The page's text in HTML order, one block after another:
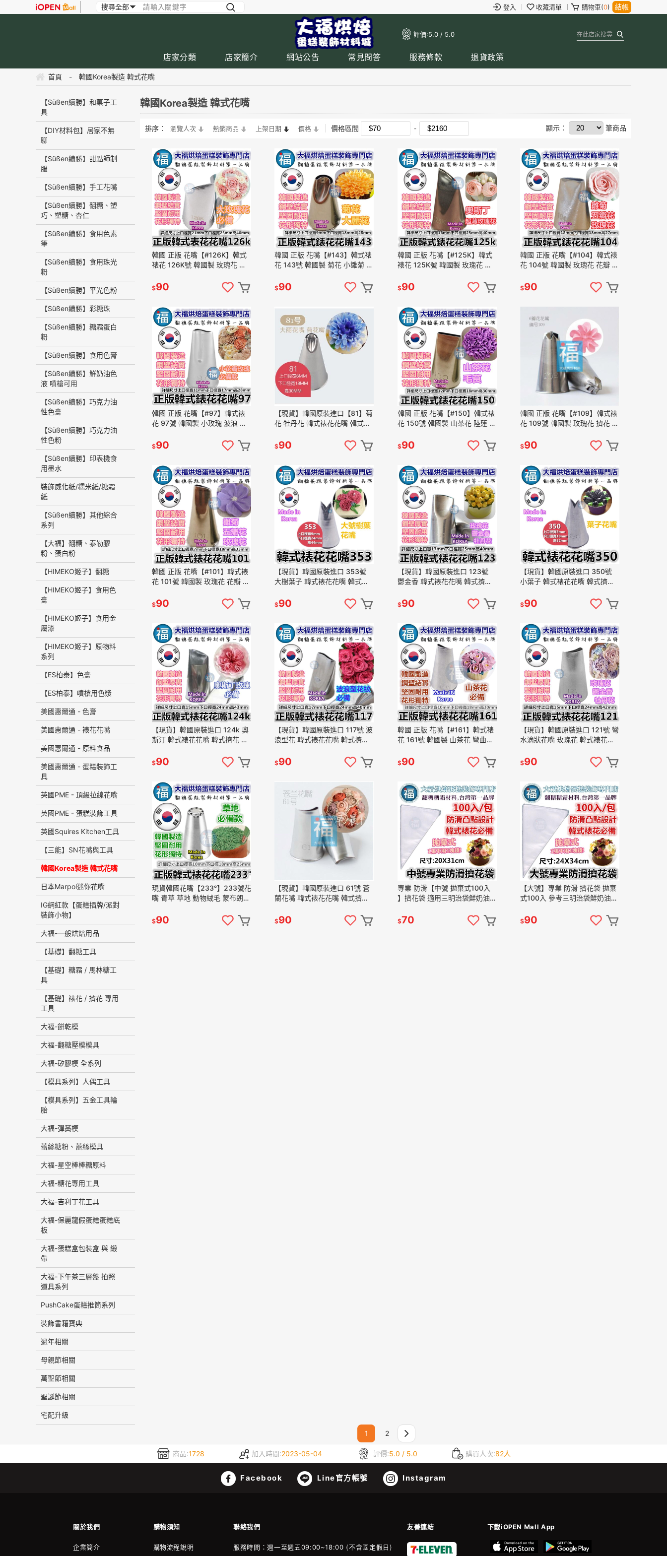
登入 收藏清單 購物車(0) 結帳
評價:5.0 / 5.0
店家分類 店家簡介 網站公告 常見問答 服務條款 退貨政策
首頁 - 韓國Korea製造 韓式花嘴
【Süßen續勝】和菓子工
具
【DIY材料包】居家不無
聊
【Süßen續勝】甜點師制
服
【Süßen續勝】手工花嘴
【Süßen續勝】翻糖、塑
巧、塑糖、杏仁
【Süßen續勝】食用色素
筆
【Süßen續勝】食用珠光
粉
【Süßen續勝】平光色粉
【Süßen續勝】彩糖珠
【Süßen續勝】糖霜蛋白
粉
【Süßen續勝】食用色膏
【Süßen續勝】鮮奶油色
液 噴槍可用
【Süßen續勝】巧克力油
性色膏
【Süßen續勝】巧克力油
性色粉
【Süßen續勝】印表機食
用墨水
裝飾威化紙/糯米紙/糖霜
紙
【Süßen續勝】其他綜合
系列
【大福】翻糖、泰勒膠
粉、蛋白粉
【HIMEKO姬子】翻糖
【HIMEKO姬子】食用色
膏
【HIMEKO姬子】食用金
屬漆
【HIMEKO姬子】原物料
系列
【ES柏泰】色膏
【ES柏泰】噴槍用色漿
美國惠爾通 - 色膏
美國惠爾通 - 裱花花嘴
美國惠爾通 - 原料食品
美國惠爾通 - 蛋糕裝飾工
具
英國PME - 頂級拉線花嘴
英國PME - 蛋糕裝飾工具
英國Squires Kitchen工具
【三能】SN花嘴與工具
韓國Korea製造 韓式花嘴
日本Marpol迷你花嘴
IG網紅款【蛋糕插牌/派對
裝飾小物】
大福-一般烘焙用品
【基礎】翻糖工具
【基礎】糖霜 / 馬林糖工
具
【基礎】裱花 / 擠花 專用
工具
大福-餅乾模
大福-翻糖壓模模具
大福-矽膠模 全系列
【模具系列】人偶工具
【模具系列】五金工具輪
胎
大福-彈簧模
蕾絲糖粉、蕾絲模具
大福-星空棒棒糖原料
大福-糖花專用工具
大福-吉利丁花工具
大福-保麗龍假蛋糕蛋糕底
板
大福-蛋糕盒包裝盒 與 緞
帶
大福-下午茶三層盤 拍照
道具系列
PushCake蛋糕推筒系列
裝飾書籍寶典
過年相關
母親節相關
萬聖節相關
聖誕節相關
宅配升級
韓國Korea製造 韓式花嘴
排序： 瀏覽人次 熱銷商品 上架日期 價格 價格區間 顯示： 筆商品
韓國 正版 花嘴【#126K】韓式
裱花 126K號 韓國製 玫瑰花 花
$90
韓國 正版 花嘴【#143】韓式裱
花 143號 韓國製 菊花 小雛菊 大
$90
韓國 正版 花嘴【#125K】韓式
裱花 125K號 韓國製 玫瑰花 花
$90
韓國 正版 花嘴【#104】韓式裱
花 104號 韓國製 玫瑰花 花瓣 五
$90
韓國 正版 花嘴【#97】韓式裱
花 97號 韓國製 小玫瑰 波浪 擠
$90
【現貨】韓國原裝進口【81】菊
花 牡丹花 韓式裱花花嘴 韓式擠
韓式花嘴 81號花嘴
$90
韓國 正版 花嘴【#150】韓式裱
花 150號 韓國製 山茶花 陸蓮 平
$90
韓國 正版 花嘴【#109】韓式裱
花 109號 韓國製 玫瑰花 擠花 花
$90
韓國 正版 花嘴【#101】韓式裱
花 101號 韓國製 玫瑰花 花瓣 五
$90
【現貨】韓國原裝進口 353號
大樹葉子 韓式裱花花嘴 韓式擠
葉子花嘴 353花嘴
$90
【現貨】韓國原裝進口 123號
鬱金香 韓式裱花花嘴 韓式擠花
式花嘴 123號花嘴
$90
【現貨】韓國原裝進口 350號
小葉子 韓式裱花花嘴 韓式擠花
奶油 韓式花嘴 葉子花嘴
$90
【現貨】韓國原裝進口 124k 奧
斯汀 韓式裱花花嘴 韓式擠花 韓
花嘴 124K號
$90
【現貨】韓國原裝進口 117號 波
浪型花 韓式裱花花嘴 韓式擠花
式花嘴 117號花嘴
$90
韓國 正版 花嘴【#161】韓式裱
花 161號 韓國製 山茶花 彎曲花
Tip
$90
【現貨】韓國原裝進口 121號 彎
水滴狀花嘴 玫瑰花 韓式裱花花
糖霜擠花 韓式花嘴
$90
現貨韓國花嘴【233°】233號花
嘴 青草 草地 動物絨毛 蒙布朗
$90
【現貨】韓國原裝進口 61號 蒼
蘭花嘴 韓式裱花花嘴 韓式擠花
型水滴花瓣
$90
專業 防滑【中號 拋棄式100入
】擠花袋 適用三明治袋鮮奶油擠
白粉食用色素筆
$70
【大號】專業 防滑 擠花袋 拋棄
式100入 參考三明治袋鮮奶油擠
白粉食用色素筆
$90
1 2
商品:1728 加入時間:2023-05-04 評價:5.0 / 5.0 購買人次:82人
Facebook Line官方帳號 Instagram
關於我們 購物須知 聯絡我們 友善連結 下載iOPEN Mall App
企業簡介 購物流程說明 服務時間：週一至週五09:00~18:00 (不含國定假日)